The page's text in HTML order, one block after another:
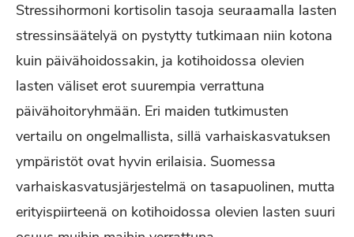
Stressihormoni kortisolin tasoja seuraamalla lasten
stressinsäätelyä on pystytty tutkimaan niin kotona
kuin päivähoidossakin, ja kotihoidossa olevien
lasten väliset erot suurempia verrattuna
päivähoitoryhmään. Eri maiden tutkimusten
vertailu on ongelmallista, sillä varhaiskasvatuksen
ympäristöt ovat hyvin erilaisia. Suomessa
varhaiskasvatusjärjestelmä on tasapuolinen, mutta
erityispiirteenä on kotihoidossa olevien lasten suuri